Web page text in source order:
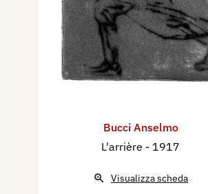
Bucci Anselmo
L'arrière - 1917
Visualizza scheda